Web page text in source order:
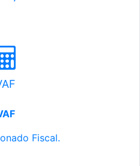
Fiscal.